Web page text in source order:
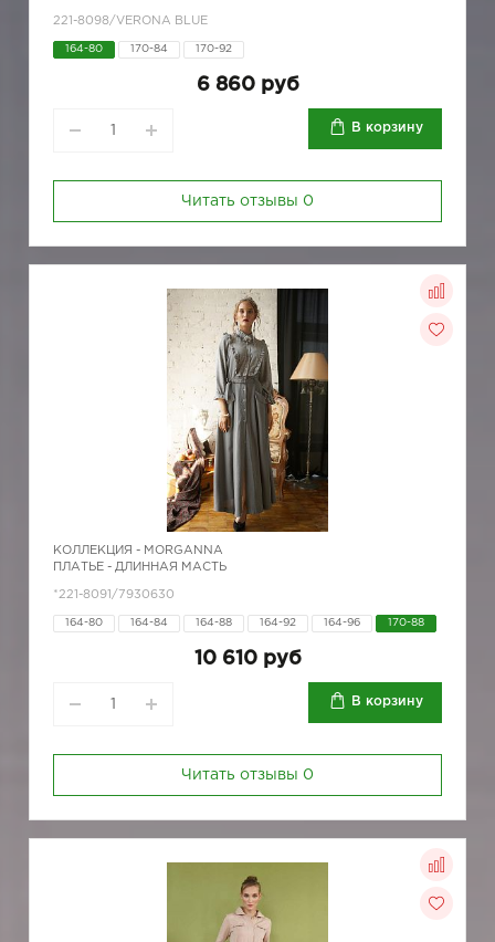
221-8098/VERONA BLUE
164-80 170-84 170-92
6 860 руб
В корзину
Читать отзывы 0
КОЛЛЕКЦИЯ - MORGANNA
ПЛАТЬЕ - ДЛИННАЯ МАСТЬ
*221-8091/7930630
164-80 164-84 164-88 164-92 164-96 170-88
10 610 руб
В корзину
Читать отзывы 0